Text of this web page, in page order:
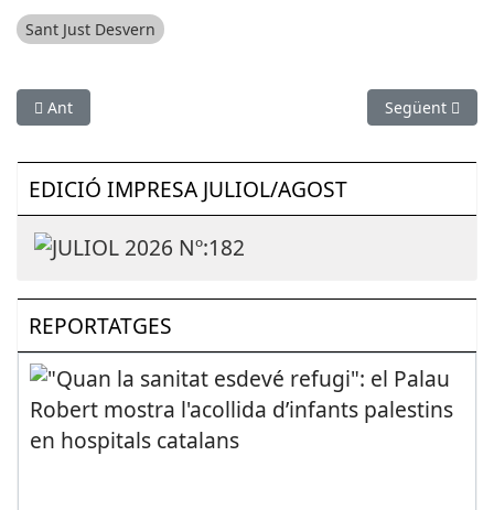
Sant Just Desvern
Article anterior: La Cursa del Capó tornarà a pujar al Castell
Ant Article
Següent
EDICIÓ IMPRESA JULIOL/AGOST
REPORTATGES